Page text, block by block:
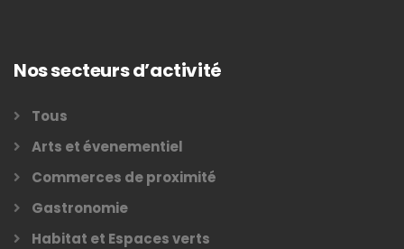
Nos secteurs d’activité
Tous
Arts et évenementiel
Commerces de proximité
Gastronomie
Habitat et Espaces verts